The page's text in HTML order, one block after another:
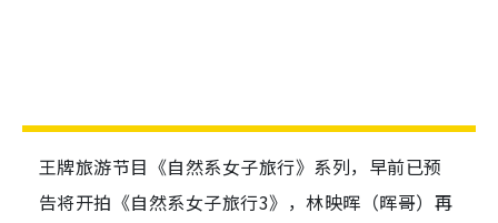
王牌旅游节目《自然系女子旅行》系列，早前已预
告将开拍《自然系女子旅行3》，林映晖（晖哥）再